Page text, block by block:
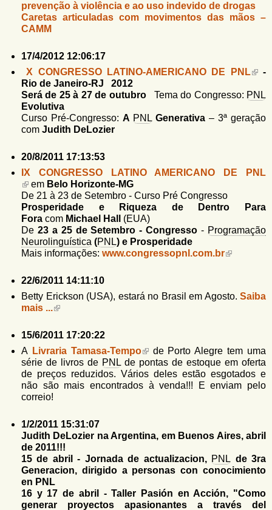
prevenção à violência e ao uso indevido de drogas
Caretas articuladas com movimentos das mãos –
CAMM
17/4/2012 12:06:17
X CONGRESSO LATINO-AMERICANO DE PNL
-
Rio de Janeiro-RJ 2012
Será de 25 à 27 de outubroTema do Congresso: PNL
Evolutiva
Curso Pré-Congresso: A PNLGenerativa – 3ª geração
com Judith DeLozier
20/8/2011 17:13:53
IX CONGRESSO LATINO AMERICANO DE PNL
em Belo Horizonte-MG
De 21 à 23 de Setembro - Curso Pré Congresso
Prosperidade e Riqueza de Dentro Para
Fora com Michael Hall
(EUA)
De 23 a 25 de Setembro - Congresso - Programação
Neurolinguística (PNL) e Prosperidade
Mais informações: www.congressopnl.com.br
22/6/2011 14:11:10
Betty Erickson (USA), estará no Brasil em Agosto. Saiba
mais ...
15/6/2011 17:20:22
A Livraria Tamasa-Tempo
de Porto Alegre tem uma
série de livros de PNL de pontas de estoque em oferta
de preços reduzidos. Vários deles estão esgotados e
não são mais encontrados à venda!!! E enviam pelo
correio!
1/2/2011 15:31:07
Judith DeLozier na Argentina, em Buenos Aires,abril
de 2011!!!
15 de abril
- Jornada de actualizacion, PNL de 3ra
Generacion, dirigido a personas con conocimiento
en PNL
16 y 17 de abril
- Taller Pasión en Acción, "Como
generar proyectos apasionantes a través del